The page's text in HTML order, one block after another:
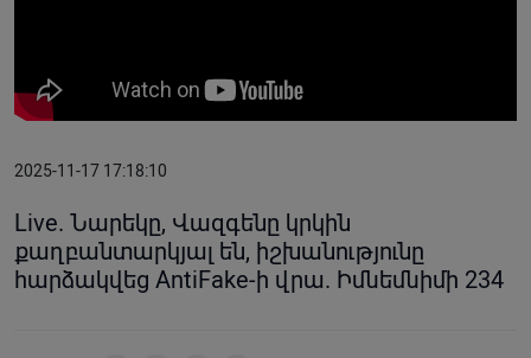
2025-11-17 17:18:10
Live. Նարեկը, Վազգենը կրկին
քաղբանտարկյալ են, իշխանությունը
հարձակվեց AntiFake-ի վրա. Իմնեմնիմի 234